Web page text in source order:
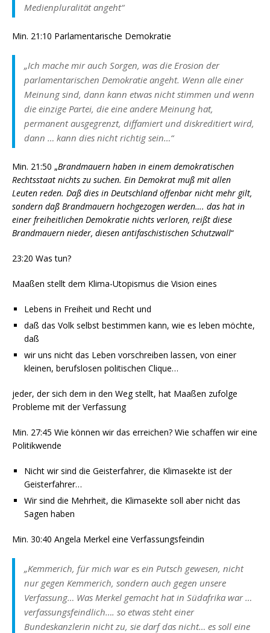
Medienpluralität angeht“
Min. 21:10 Parlamentarische Demokratie
„Ich mache mir auch Sorgen, was die Erosion der
parlamentarischen Demokratie angeht. Wenn alle einer
Meinung sind, dann kann etwas nicht stimmen und wenn
die einzige Partei, die eine andere Meinung hat,
permanent ausgegrenzt, diffamiert und diskreditiert wird,
dann … kann dies nicht richtig sein…“
Min. 21:50 „Brandmauern haben in einem demokratischen
Rechtsstaat nichts zu suchen. Ein Demokrat muß mit allen
Leuten reden. Daß dies in Deutschland offenbar nicht mehr gilt,
sondern daß Brandmauern hochgezogen werden…. das hat in
einer freiheitlichen Demokratie nichts verloren, reißt diese
Brandmauern nieder, diesen antifaschistischen Schutzwall“
23:20 Was tun?
Maaßen stellt dem Klima-Utopismus die Vision eines
Lebens in Freiheit und Recht und
daß das Volk selbst bestimmen kann, wie es leben möchte,
daß
wir uns nicht das Leben vorschreiben lassen, von einer
kleinen, berufslosen politischen Clique…
jeder, der sich dem in den Weg stellt, hat Maaßen zufolge
Probleme mit der Verfassung
Min. 27:45 Wie können wir das erreichen? Wie schaffen wir eine
Politikwende
Nicht wir sind die Geisterfahrer, die Klimasekte ist der
Geisterfahrer…
Wir sind die Mehrheit, die Klimasekte soll aber nicht das
Sagen haben
Min. 30:40 Angela Merkel eine Verfassungsfeindin
„Kemmerich, für mich war es ein Putsch gewesen, nicht
nur gegen Kemmerich, sondern auch gegen unsere
Verfassung… Was Merkel gemacht hat in Südafrika war …
verfassungsfeindlich…. so etwas steht einer
Bundeskanzlerin nicht zu, sie darf das nicht… es soll eine